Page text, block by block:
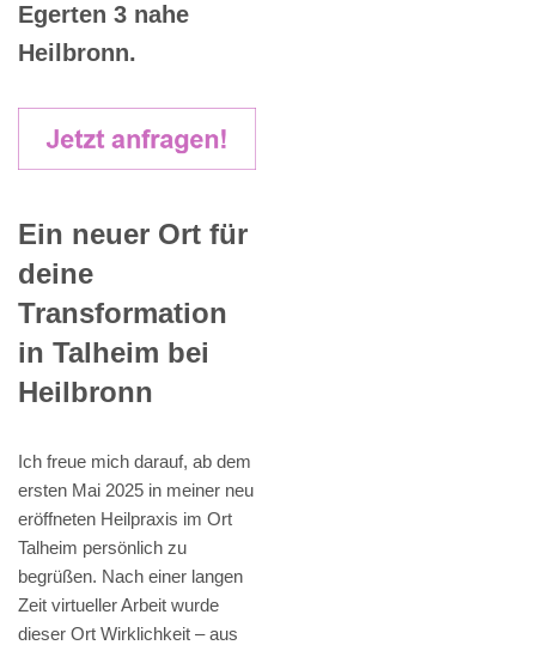
Egerten 3 nahe
Heilbronn.
Ein neuer Ort für
deine
Transformation
in Talheim bei
Heilbronn
Ich freue mich darauf, ab dem
ersten Mai 2025 in meiner neu
eröffneten Heilpraxis im Ort
Talheim persönlich zu
begrüßen. Nach einer langen
Zeit virtueller Arbeit wurde
dieser Ort Wirklichkeit – aus